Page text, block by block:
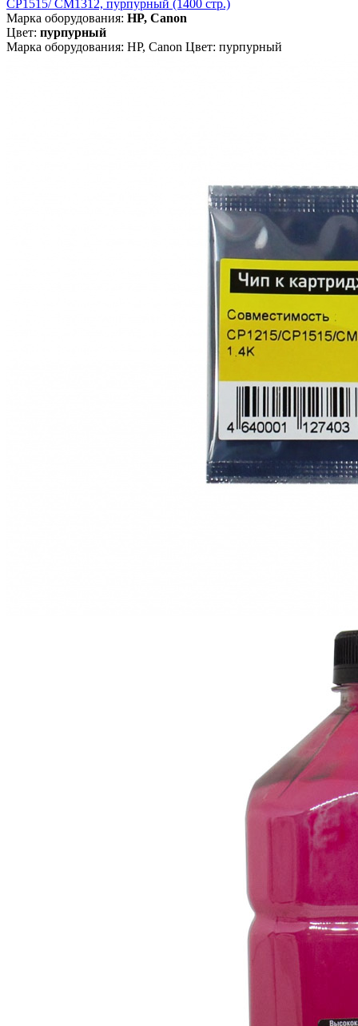
CP1515/ CM1312, пурпурный (1400 стр.)
Марка оборудования: HP, Canon
Цвет: пурпурный
Марка оборудования: HP, Canon Цвет: пурпурный